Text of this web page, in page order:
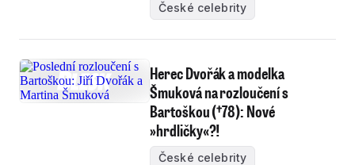
České celebrity
Herec Dvořák a modelka
Šmuková na rozloučení s
Bartoškou (†78): Nové
»hrdličky«?!
České celebrity